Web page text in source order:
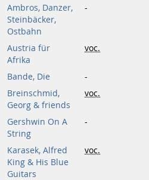
Ambros, Danzer,
Steinbäcker,
Ostbahn
-
Austria für
Afrika
voc.
Bande, Die -
Breinschmid,
Georg & friends
voc.
Gershwin On A
String
-
Karasek, Alfred
King & His Blue
Guitars
voc.